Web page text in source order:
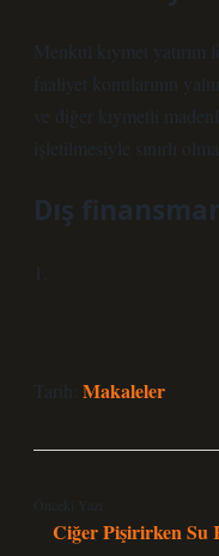
Menkul kıymet yatırım
faaliyet konularının
ve diğer kıymetli
işletilmesiyle sınırlı
Dış
Tarih: Makaleler
Önceki Yazı
Ciğer Pişirirken